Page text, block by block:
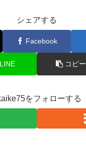
シェアする
Facebook
LINE コピー
をフォローする